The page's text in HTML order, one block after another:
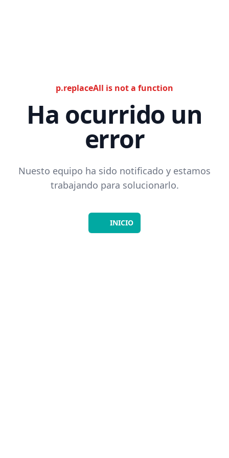
p.replaceAll is not a function
Ha ocurrido un
error
Nuesto equipo ha sido notificado y estamos
trabajando para solucionarlo.
INICIO